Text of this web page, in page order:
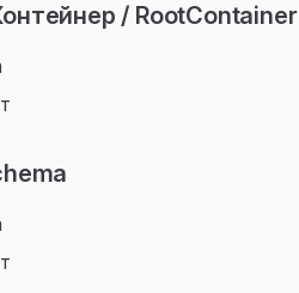
/ RootContainer